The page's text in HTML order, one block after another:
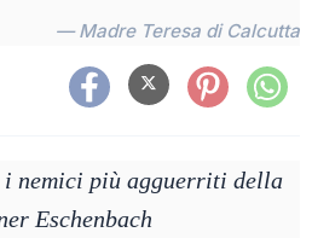
— Madre Teresa di Calcutta
nemici più agguerriti della
Eschenbach